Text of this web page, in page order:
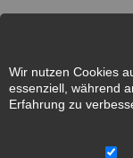
Wir nutzen Cookies
essenziell, während
Erfahrung zu